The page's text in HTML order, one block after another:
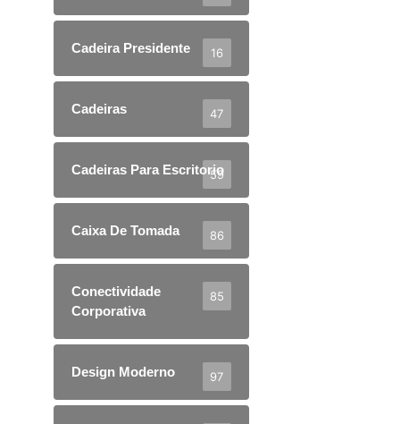
Cadeira Presidente 16
Cadeiras 47
Cadeiras Para Escritorio
59
Caixa De Tomada 86
Conectividade
Corporativa
85
Design Moderno 97